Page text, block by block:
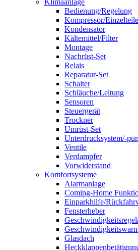
Klimaanlage
Bedienung/Regelung
Kompressor/Einzelteile
Kondensator
Kältemittel/Filter
Montage
Nachrüst-Set
Relais
Reparatur-Set
Schalter
Schläuche/Leitung
Sensoren
Steuergerät
Trockner
Umrüst-Set
Unterdrucksystem/-
Ventile
Verdampfer
Vorwiderstand
Komfortsysteme
Alarmanlage
Coming-Home
Einparkhilfe/
Fensterheber
Glasdach